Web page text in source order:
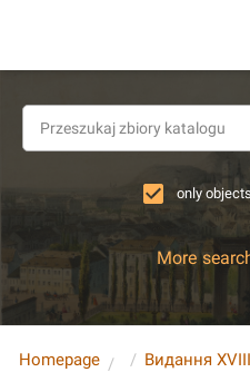
only
More
Homepage Видання